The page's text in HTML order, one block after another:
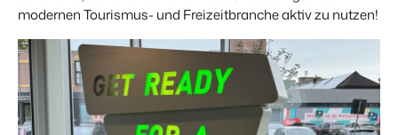
modernen Tourismus- und Freizeitbranche aktiv zu nutzen!